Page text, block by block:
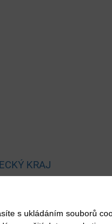
KRAJ
s ukládáním souborů